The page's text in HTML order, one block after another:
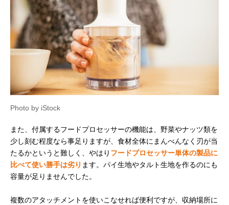
Photo by iStock
また、付属するフードプロセッサーの機能は、野菜やナッツ類を
少し刻む程度なら事足りますが、食材全体にまんべんなく刃が当
たるかというと難しく、やはり フードプロセッサー単体の製品に
比べて使い勝手は劣り ます。パイ生地やタルト生地を作るのにも
容量が足りませんでした。
複数のアタッチメントを使いこなせれば便利ですが、収納場所に